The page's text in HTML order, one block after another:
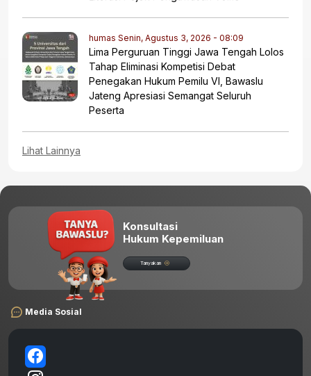
humas Senin, Agustus 3, 2026 - 08:09
Lima Perguruan Tinggi Jawa Tengah Lolos
Tahap Eliminasi Kompetisi Debat
Penegakan Hukum Pemilu VI, Bawaslu
Jateng Apresiasi Semangat Seluruh
Peserta
Lihat Lainnya
Media Sosial
Konsultasi
Hukum Kepemiluan
Tanyakan